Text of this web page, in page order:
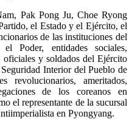
Pak Pong Ju, Choe Ryong
el Estado y el Ejército, el
de las instituciones del
Poder, entidades sociales,
oficiales y soldados del Ejército
Interior del Pueblo de
revolucionarios, ameritados,
de los coreanos en
el representante de la sucursal
en Pyongyang.